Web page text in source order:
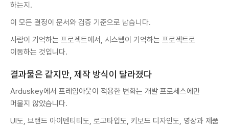
하는지.
이 모든 결정이 문서와 검증 기준으로 남습니다.
사람이 기억하는 프로젝트에서, 시스템이 기억하는 프로젝트로
이동하는 것입니다.
결과물은 같지만, 제작 방식이 달라졌다
Arduskey에서 프레임아웃이 적용한 변화는 개발 프로세스에만
머물지 않았습니다.
UI도, 브랜드 아이덴티티도, 로고타입도, 키보드 디자인도, 영상과 제품